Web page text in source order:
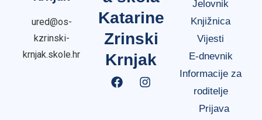
ured@os-
kzrinski-
krnjak.skole.hr
Katarine
Zrinski
Krnjak
Jelovnik
Knjižnica
Vijesti
E-dnevnik
Informacije za
roditelje
Prijava